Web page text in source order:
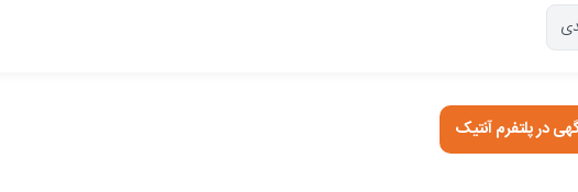
در پلتفرم آنتیک